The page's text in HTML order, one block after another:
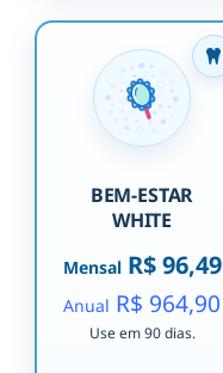
BEM-ESTAR
WHITE
MensalR$ 96,49
Anual R$ 964,90
Use em 90 dias.